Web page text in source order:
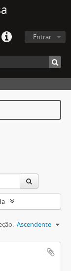
Entrar
Ascendente